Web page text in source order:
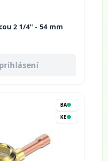
2 1/4" - 54 mm
BA
KE